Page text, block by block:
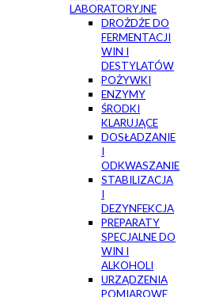
LABORATORYJNE
DROŻDŻE DO
FERMENTACJI
WIN I
DESTYLATÓW
POŻYWKI
ENZYMY
ŚRODKI
KLARUJĄCE
DOSŁADZANIE
I
ODKWASZANIE
STABILIZACJA
I
DEZYNFEKCJA
PREPARATY
SPECJALNE DO
WIN I
ALKOHOLI
URZĄDZENIA
POMIAROWE